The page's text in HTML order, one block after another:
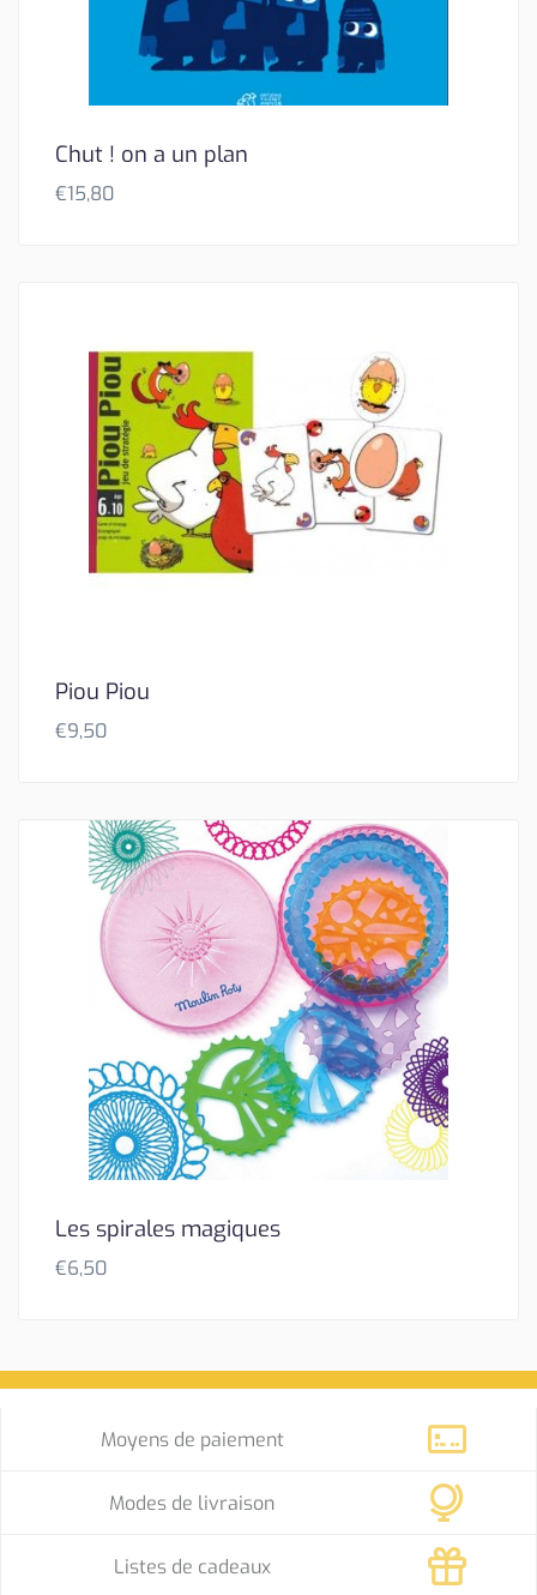
Chut ! on a un plan
€15,80
Piou Piou
€9,50
Les spirales magiques
€6,50
Moyens de paiement
Modes de livraison
Listes de cadeaux